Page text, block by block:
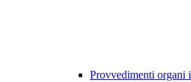
Provvedimenti organi